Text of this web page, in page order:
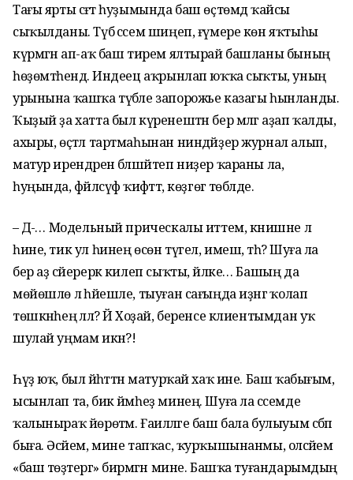
Тағы ярты сәғәт һуҙымында баш өҫтөмдә ҡайсы
сыҡылданы. Түбә сәсем шиңеп, ғүмере көн яҡтыһы
күрмәгән ап-аҡ баш тирем ялтырай башланы бының
һөҙөмтәһендә. Индеец аҡрынлап юҡҡа сыҡты, уның
урынына ҡашҡа түбәле запорожье казагы һынланды.
Ҡыҙый ҙа хатта был күренештән бер мәлгә аҙап ҡалды,
ахыры, өҫтәл тартмаһынан ниндәйҙер журнал алып,
матур ирендәрен бәлшәйтеп ниҙер ҡараны ла,
һуңында, фәйләсүф ҡиәфәттә, көҙгөгә төбәлде.
– Дә-ә… Модельный прическалы иттем, кәнишне лә
һине, тик ул һинең өсөн түгел, имеш, тәһә? Шуға ла
бер аҙ сәйерерәк килеп сыҡты, йәлке… Башың да
мөйөшлө лә һәйешле, тыуған сағыңда иҙәнгә ҡолап
төшкәнһең әллә? Йә Хоҙай, беренсе клиентымдан уҡ
шулай уңмам икән?!
Һүҙ юҡ, был йәһәттән матурҡай хаҡ ине. Баш ҡабығым,
ысынлап та, бик йәмһеҙ минең. Шуға ла сәсемде
ҡалыныраҡ йөрөтәм. Ғаиләләге баш бала булыуым сәбәп
быға. Әсәйем, мине тапҡас, ҡурҡышынанмы, оләсәйемә
«баш төҙәтергә» бирмәгән мине. Башҡа туғандарымдың